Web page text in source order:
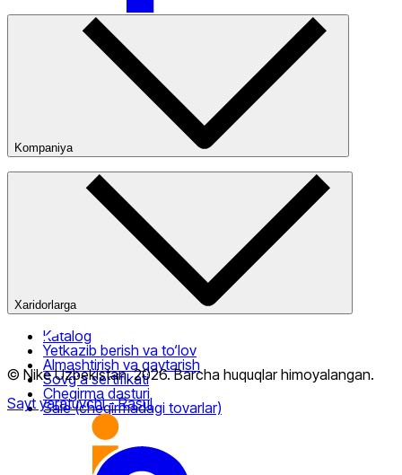
Kompaniya
Kompaniya haqida
Bizning do‘konlarimiz
Ommaviy oferta
Xaridorlarga
Katalog
Yetkazib berish va to‘lov
Almashtirish va qaytarish
Sovg‘a sertifikati
Chegirma dasturi
Sale (chegirmadagi tovarlar)
© Nike Uzbekistan,2026.Barcha huquqlar himoyalangan.
Sayt yaratuvchi- Rasul